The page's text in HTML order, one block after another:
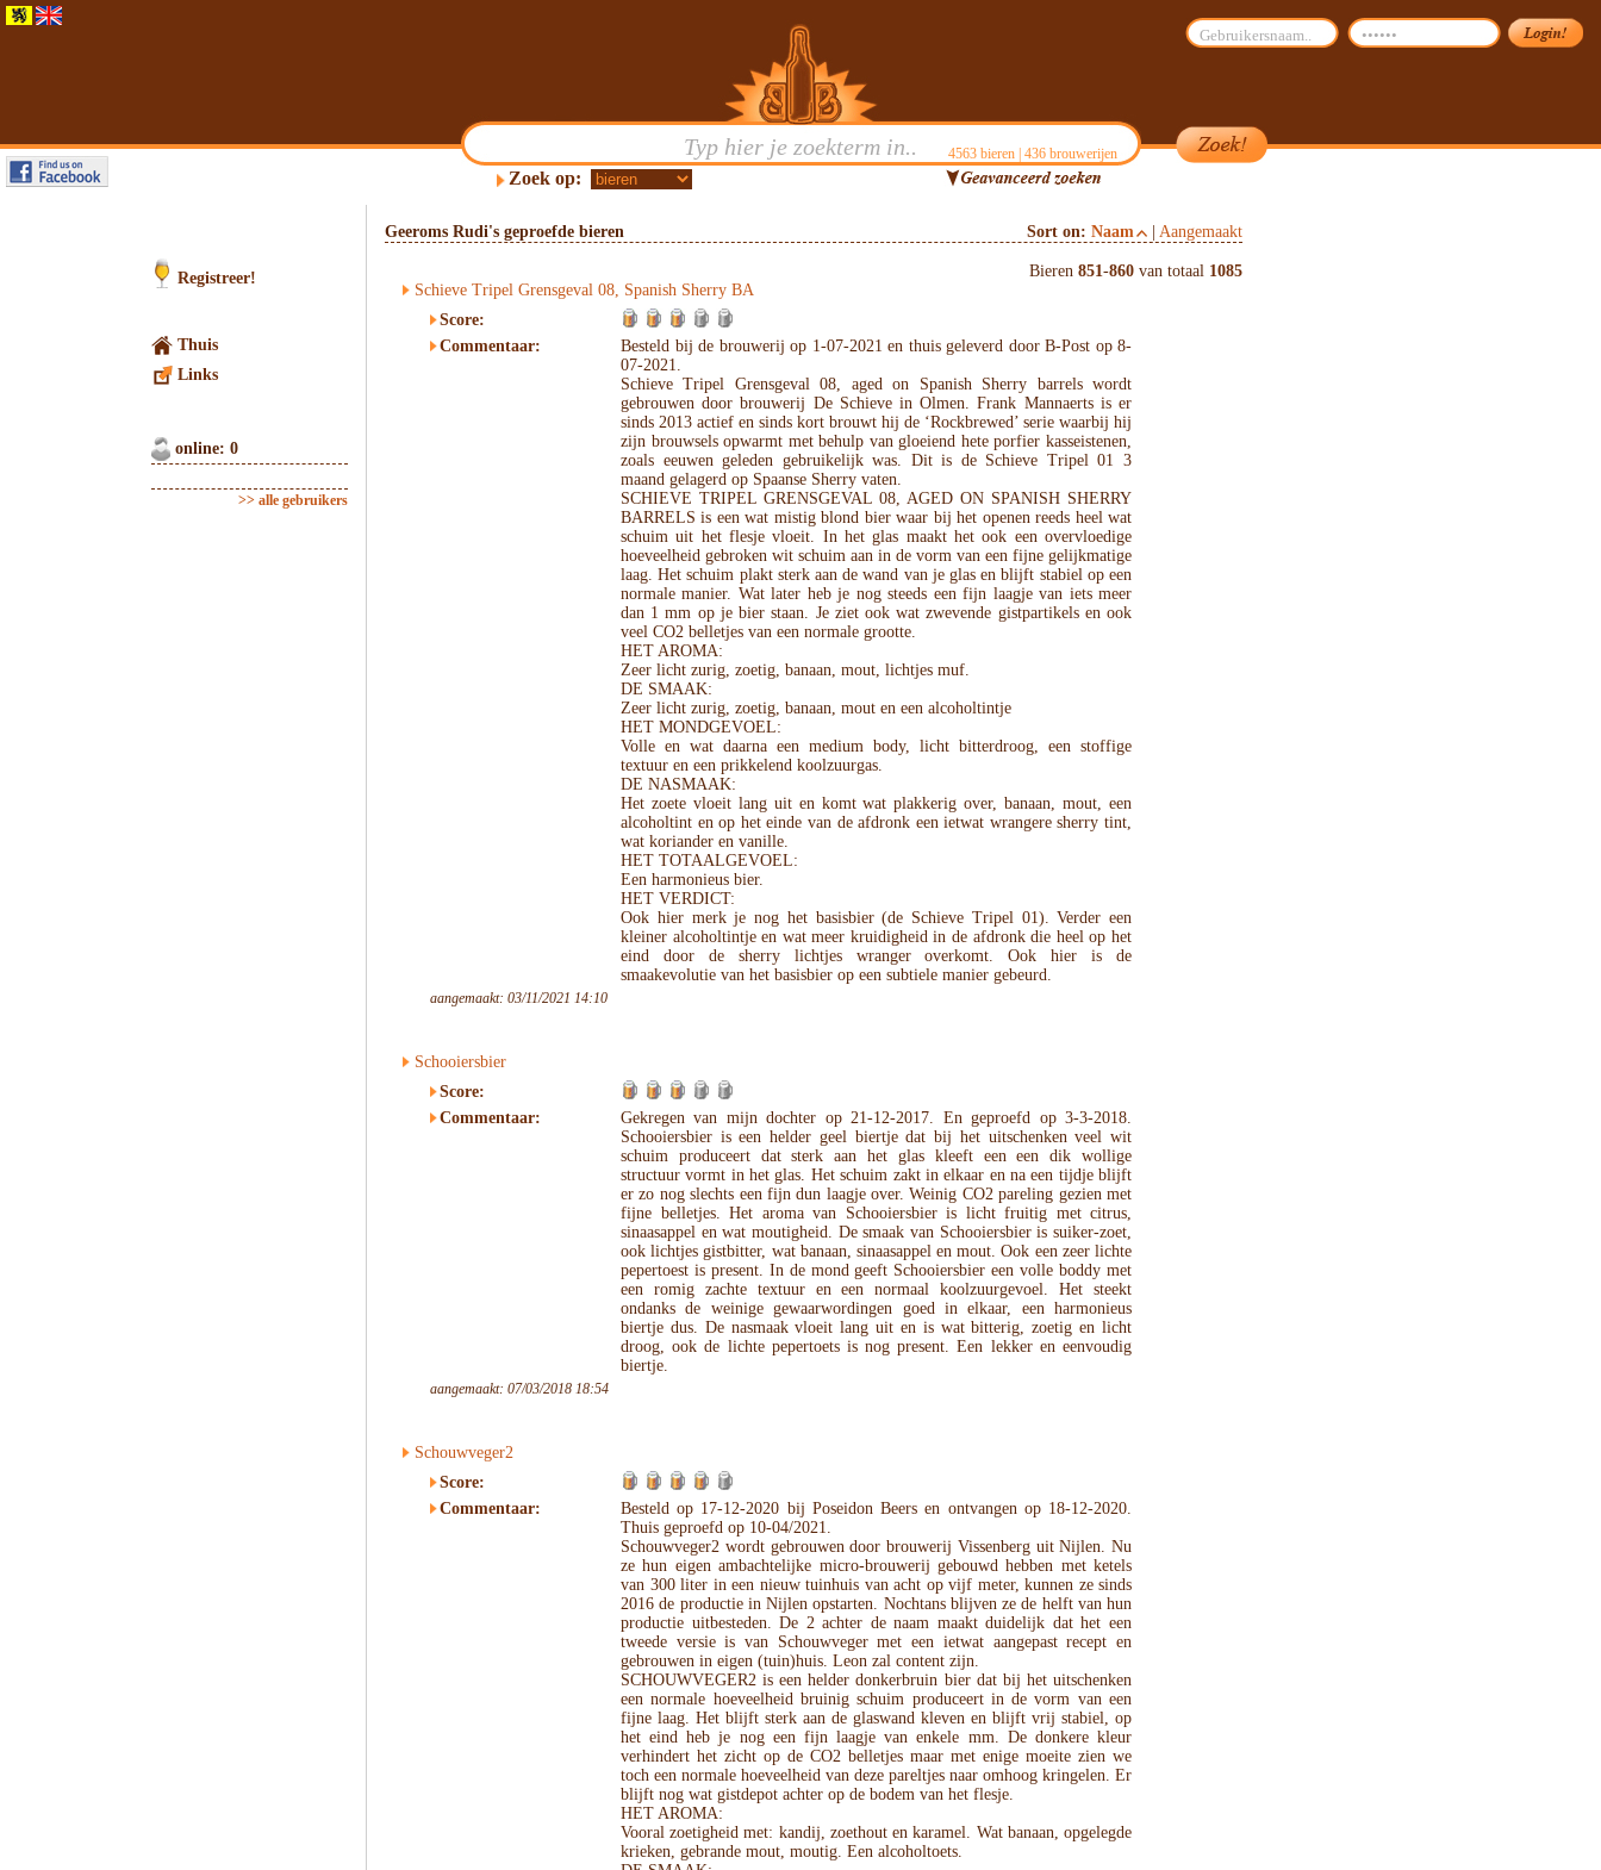
4563bieren | 436brouwerijen
Zoek op:
Registreer!
Thuis
Links
online: 0
>> alle gebruikers
Geeroms Rudi's geproefde bieren Sort on: Naam Aangemaakt
Bieren 851-860 van totaal 1085
Schieve Tripel Grensgeval 08, Spanish Sherry BA
Score:
Commentaar:
Besteld bij de brouwerij op 1-07-2021 en thuis geleverd door B-Post op 8-
07-2021.
Schieve Tripel Grensgeval 08, aged on Spanish Sherry barrels wordt
gebrouwen door brouwerij De Schieve in Olmen. Frank Mannaerts is er
sinds 2013 actief en sinds kort brouwt hij de ‘Rockbrewed’ serie waarbij hij
zijn brouwsels opwarmt met behulp van gloeiend hete porfier kasseistenen,
zoals eeuwen geleden gebruikelijk was. Dit is de Schieve Tripel 01 3
maand gelagerd op Spaanse Sherry vaten.
SCHIEVE TRIPEL GRENSGEVAL 08, AGED ON SPANISH SHERRY
BARRELS is een wat mistig blond bier waar bij het openen reeds heel wat
schuim uit het flesje vloeit. In het glas maakt het ook een overvloedige
hoeveelheid gebroken wit schuim aan in de vorm van een fijne gelijkmatige
laag. Het schuim plakt sterk aan de wand van je glas en blijft stabiel op een
normale manier. Wat later heb je nog steeds een fijn laagje van iets meer
dan 1 mm op je bier staan. Je ziet ook wat zwevende gistpartikels en ook
veel CO2 belletjes van een normale grootte.
HET AROMA:
Zeer licht zurig, zoetig, banaan, mout, lichtjes muf.
DE SMAAK:
Zeer licht zurig, zoetig, banaan, mout en een alcoholtintje
HET MONDGEVOEL:
Volle en wat daarna een medium body, licht bitterdroog, een stoffige
textuur en een prikkelend koolzuurgas.
DE NASMAAK:
Het zoete vloeit lang uit en komt wat plakkerig over, banaan, mout, een
alcoholtint en op het einde van de afdronk een ietwat wrangere sherry tint,
wat koriander en vanille.
HET TOTAALGEVOEL:
Een harmonieus bier.
HET VERDICT:
Ook hier merk je nog het basisbier (de Schieve Tripel 01). Verder een
kleiner alcoholtintje en wat meer kruidigheid in de afdronk die heel op het
eind door de sherry lichtjes wranger overkomt. Ook hier is de
smaakevolutie van het basisbier op een subtiele manier gebeurd.
aangemaakt: 03/11/2021 14:10
Schooiersbier
Score:
Commentaar:
Gekregen van mijn dochter op 21-12-2017. En geproefd op 3-3-2018.
Schooiersbier is een helder geel biertje dat bij het uitschenken veel wit
schuim produceert dat sterk aan het glas kleeft een een dik wollige
structuur vormt in het glas. Het schuim zakt in elkaar en na een tijdje blijft
er zo nog slechts een fijn dun laagje over. Weinig CO2 pareling gezien met
fijne belletjes. Het aroma van Schooiersbier is licht fruitig met citrus,
sinaasappel en wat moutigheid. De smaak van Schooiersbier is suiker-zoet,
ook lichtjes gistbitter, wat banaan, sinaasappel en mout. Ook een zeer lichte
pepertoest is present. In de mond geeft Schooiersbier een volle boddy met
een romig zachte textuur en een normaal koolzuurgevoel. Het steekt
ondanks de weinige gewaarwordingen goed in elkaar, een harmonieus
biertje dus. De nasmaak vloeit lang uit en is wat bitterig, zoetig en licht
droog, ook de lichte pepertoets is nog present. Een lekker en eenvoudig
biertje.
aangemaakt: 07/03/2018 18:54
Schouwveger2
Score:
Commentaar:
Besteld op 17-12-2020 bij Poseidon Beers en ontvangen op 18-12-2020.
Thuis geproefd op 10-04/2021.
Schouwveger2 wordt gebrouwen door brouwerij Vissenberg uit Nijlen. Nu
ze hun eigen ambachtelijke micro-brouwerij gebouwd hebben met ketels
van 300 liter in een nieuw tuinhuis van acht op vijf meter, kunnen ze sinds
2016 de productie in Nijlen opstarten. Nochtans blijven ze de helft van hun
productie uitbesteden. De 2 achter de naam maakt duidelijk dat het een
tweede versie is van Schouwveger met een ietwat aangepast recept en
gebrouwen in eigen (tuin)huis. Leon zal content zijn.
SCHOUWVEGER2 is een helder donkerbruin bier dat bij het uitschenken
een normale hoeveelheid bruinig schuim produceert in de vorm van een
fijne laag. Het blijft sterk aan de glaswand kleven en blijft vrij stabiel, op
het eind heb je nog een fijn laagje van enkele mm. De donkere kleur
verhindert het zicht op de CO2 belletjes maar met enige moeite zien we
toch een normale hoeveelheid van deze pareltjes naar omhoog kringelen. Er
blijft nog wat gistdepot achter op de bodem van het flesje.
HET AROMA:
Vooral zoetigheid met: kandij, zoethout en karamel. Wat banaan, opgelegde
krieken, gebrande mout, moutig. Een alcoholtoets.